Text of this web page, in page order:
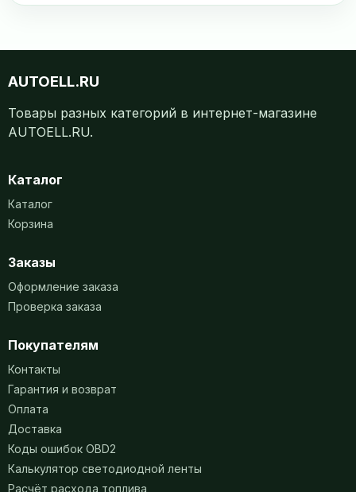
AUTOELL.RU
Товары разных категорий в интернет-магазине
AUTOELL.RU.
Каталог
Каталог
Корзина
Заказы
Оформление заказа
Проверка заказа
Покупателям
Контакты
Гарантия и возврат
Оплата
Доставка
Коды ошибок OBD2
Калькулятор светодиодной ленты
Расчёт расхода топлива